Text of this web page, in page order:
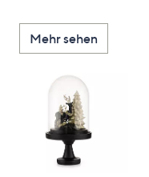
Mehr sehen